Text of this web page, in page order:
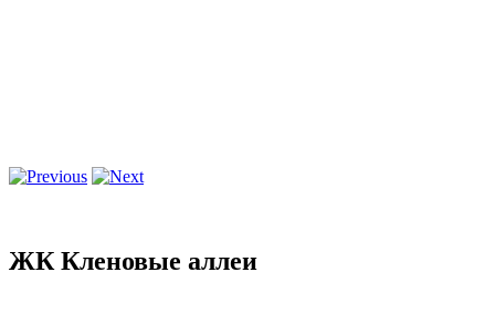
ЖК Кленовые аллеи